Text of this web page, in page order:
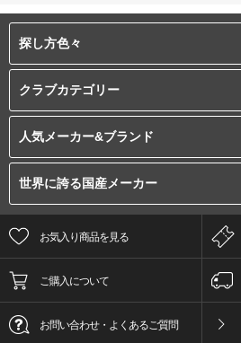
探し方色々
クラブカテゴリー
人気メーカー&ブランド
世界に誇る国産メーカー
お気入り商品を見る
ご購入について
お問い合わせ・よくあるご質問